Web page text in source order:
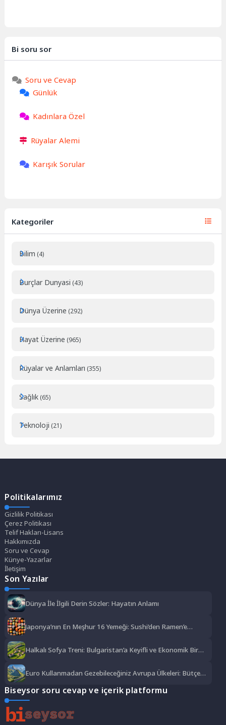
Bi soru sor
Soru ve Cevap
Günlük
Kadınlara Özel
Rüyalar Alemi
Karışık Sorular
Kategoriler
Bilim (4)
Burçlar Dunyasi (43)
Dünya Üzerine (292)
Hayat Üzerine (965)
Rüyalar ve Anlamları (355)
Sağlık (65)
Teknoloji (21)
Politikalarımız
Gizlilik Politikası
Çerez Politikası
Telif Hakları-Lisans
Hakkımızda
Soru ve Cevap
Künye-Yazarlar
İletişim
Son Yazılar
Dünya İle İlgili Derin Sözler: Hayatın Anlamı
Japonya’nın En Meşhur 16 Yemeği: Sushi’den Ramen’e
Halkalı Sofya Treni: Bulgaristan’a Keyifli ve Ekonomik Bir
Euro Kullanmadan Gezebileceğiniz Avrupa Ülkeleri: Bütçe
Biseysor soru cevap ve içerik platformu